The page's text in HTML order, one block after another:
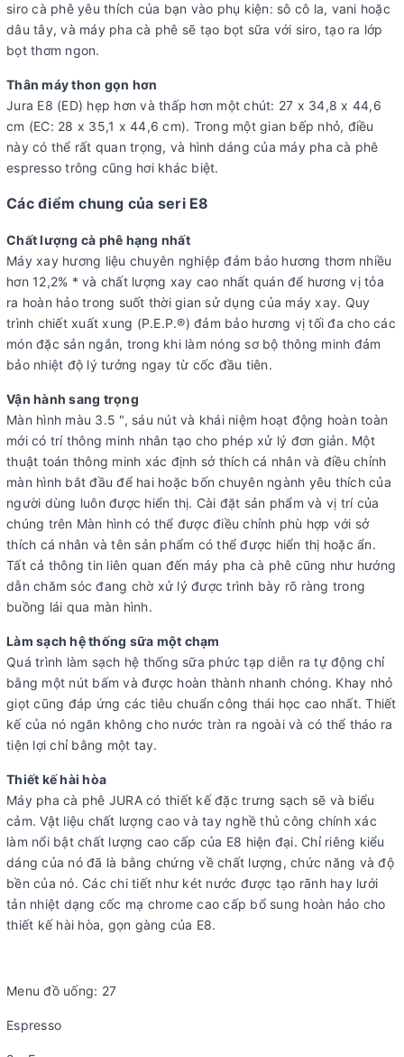
siro cà phê yêu thích của bạn vào phụ kiện: sô cô la, vani hoặc
dâu tây, và máy pha cà phê sẽ tạo bọt sữa với siro, tạo ra lớp
bọt thơm ngon.
Thân máy thon gọn hơn
Jura E8 (ED) hẹp hơn và thấp hơn một chút: 27 x 34,8 x 44,6
cm (EC: 28 x 35,1 x 44,6 cm). Trong một gian bếp nhỏ, điều
này có thể rất quan trọng, và hình dáng của máy pha cà phê
espresso trông cũng hơi khác biệt.
Các điểm chung của seri E8
Chất lượng cà phê hạng nhất
Máy xay hương liệu chuyên nghiệp đảm bảo hương thơm nhiều
hơn 12,2% * và chất lượng xay cao nhất quán để hương vị tỏa
ra hoàn hảo trong suốt thời gian sử dụng của máy xay. Quy
trình chiết xuất xung (P.E.P.®) đảm bảo hương vị tối đa cho các
món đặc sản ngắn, trong khi làm nóng sơ bộ thông minh đảm
bảo nhiệt độ lý tưởng ngay từ cốc đầu tiên.
Vận hành sang trọng
Màn hình màu 3.5 ", sáu nút và khái niệm hoạt động hoàn toàn
mới có trí thông minh nhân tạo cho phép xử lý đơn giản. Một
thuật toán thông minh xác định sở thích cá nhân và điều chỉnh
màn hình bắt đầu để hai hoặc bốn chuyên ngành yêu thích của
người dùng luôn được hiển thị. Cài đặt sản phẩm và vị trí của
chúng trên Màn hình có thể được điều chỉnh phù hợp với sở
thích cá nhân và tên sản phẩm có thể được hiển thị hoặc ẩn.
Tất cả thông tin liên quan đến máy pha cà phê cũng như hướng
dẫn chăm sóc đang chờ xử lý được trình bày rõ ràng trong
buồng lái qua màn hình.
Làm sạch hệ thống sữa một chạm
Quá trình làm sạch hệ thống sữa phức tạp diễn ra tự động chỉ
bằng một nút bấm và được hoàn thành nhanh chóng. Khay nhỏ
giọt cũng đáp ứng các tiêu chuẩn công thái học cao nhất. Thiết
kế của nó ngăn không cho nước tràn ra ngoài và có thể tháo ra
tiện lợi chỉ bằng một tay.
Thiết kế hài hòa
Máy pha cà phê JURA có thiết kế đặc trưng sạch sẽ và biểu
cảm. Vật liệu chất lượng cao và tay nghề thủ công chính xác
làm nổi bật chất lượng cao cấp của E8 hiện đại. Chỉ riêng kiểu
dáng của nó đã là bằng chứng về chất lượng, chức năng và độ
bền của nó. Các chi tiết như két nước được tạo rãnh hay lưới
tản nhiệt dạng cốc mạ chrome cao cấp bổ sung hoàn hảo cho
thiết kế hài hòa, gọn gàng của E8.
Menu đồ uống: 27
Espresso